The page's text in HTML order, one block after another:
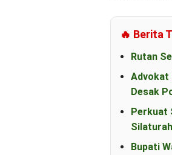
🔥 Berita
Rutan
Advokat
Desak
Perkuat
Bupati